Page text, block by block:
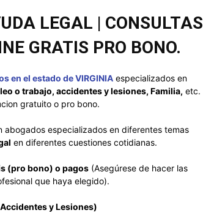
LEGAL | CONSULTAS
GRATIS PRO BONO.
en el estado de VIRGINIAespecializados en
o trabajo, accidentes y lesiones, Familia, etc.
gratuito o pro bono.
abogados especializados en diferentes temas
en diferentes cuestiones cotidianas.
(pro bono) o pagos (Asegúrese de hacer las
que haya elegido).
y Lesiones)